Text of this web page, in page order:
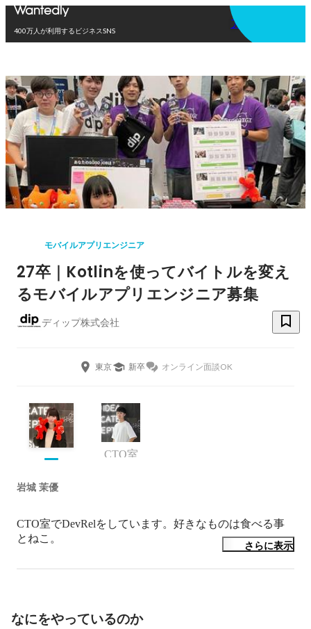
400万人が利用するビジネスSNS
アプリを使う
モバイルアプリエンジニア
27卒｜Kotlinを使ってバイトルを変え
るモバイルアプリエンジニア募集
ディップ株式会社
東京 新卒 オンライン面談OK
CTO室
岩城 茉優
CTO室でDevRelをしています。好きなものは食べる事
とねこ。
さらに表示
なにをやっているのか